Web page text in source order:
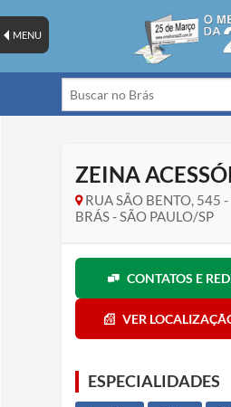
MENU
ZEINA
RUA SÃO BENTO, 545 -
BRÁS - SÃO PAULO/SP
CONTATOS E
VER
ESPECIALIDADES